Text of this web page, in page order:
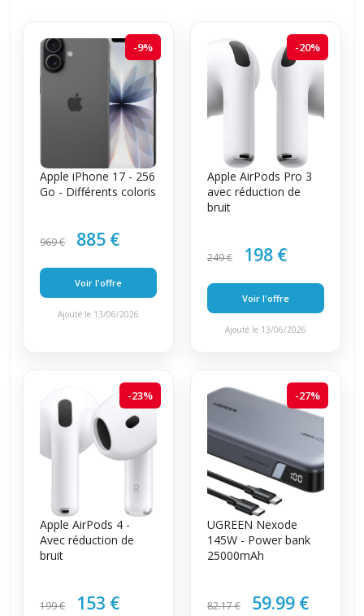
-9%
Apple iPhone 17 - 256
Go - Différents coloris
969 € 885 €
Voir l'offre
Ajouté le 13/06/2026
-20%
Apple AirPods Pro 3
avec réduction de
bruit
249 € 198 €
Voir l'offre
Ajouté le 13/06/2026
-23%
Apple AirPods 4 -
Avec réduction de
bruit
199 € 153 €
-27%
UGREEN Nexode
145W - Power bank
25000mAh
82.17 € 59.99 €